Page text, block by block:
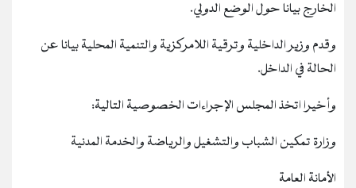
الخارج بيانا حول الوضع الدولي.
وقدم وزير الداخلية وترقية اللامركزية والتنمية المحلية بيانا عن
الحالة في الداخل.
وأخيرا اتخذ المجلس الإجراءات الخصوصية التالية:
وزارة تمكين الشباب والتشغيل والرياضة والخدمة المدنية
الأمانة العامة